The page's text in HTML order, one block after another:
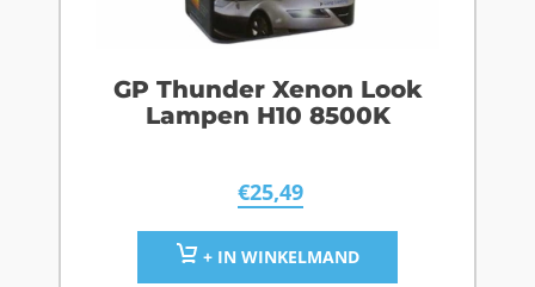
GP Thunder Xenon Look
Lampen H10 8500K
€25,49
+ IN WINKELMAND